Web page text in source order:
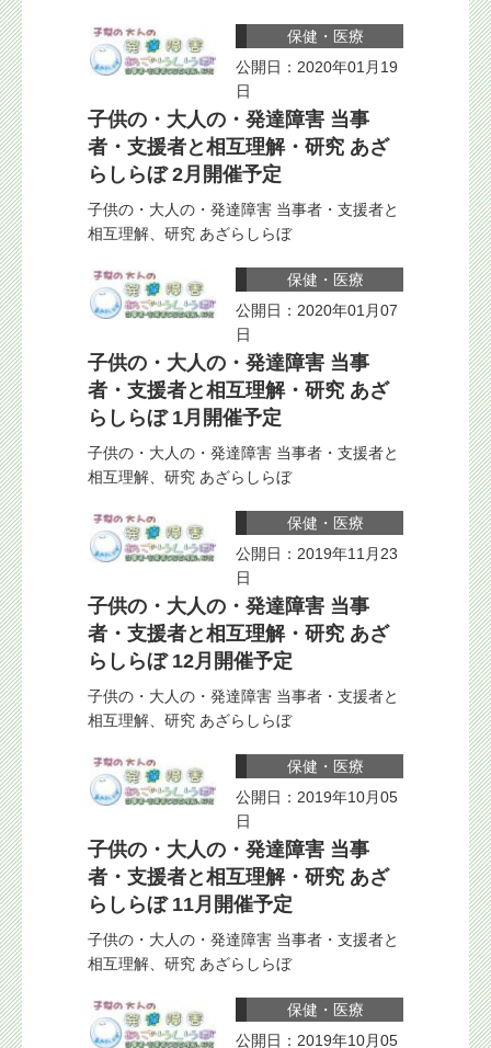
保健・医療
公開日：2020年01月19
日
子供の・大人の・発達障害 当事
者・支援者と相互理解・研究 あざ
らしらぼ 2月開催予定
子供の・大人の・発達障害 当事者・支援者と
相互理解、研究 あざらしらぼ
保健・医療
公開日：2020年01月07
日
子供の・大人の・発達障害 当事
者・支援者と相互理解・研究 あざ
らしらぼ 1月開催予定
子供の・大人の・発達障害 当事者・支援者と
相互理解、研究 あざらしらぼ
保健・医療
公開日：2019年11月23
日
子供の・大人の・発達障害 当事
者・支援者と相互理解・研究 あざ
らしらぼ 12月開催予定
子供の・大人の・発達障害 当事者・支援者と
相互理解、研究 あざらしらぼ
保健・医療
公開日：2019年10月05
日
子供の・大人の・発達障害 当事
者・支援者と相互理解・研究 あざ
らしらぼ 11月開催予定
子供の・大人の・発達障害 当事者・支援者と
相互理解、研究 あざらしらぼ
保健・医療
公開日：2019年10月05